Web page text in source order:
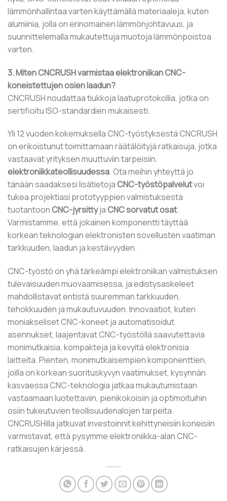
lämmönhallintaa varten käyttämällä materiaaleja, kuten
alumiinia, jolla on erinomainen lämmönjohtavuus, ja
suunnittelemalla mukautettuja muotoja lämmönpoistoa
varten.
3. Miten CNCRUSH varmistaa elektroniikan CNC-
koneistettujen osien laadun?
CNCRUSH noudattaa tiukkoja laatuprotokollia, jotka on
sertifioitu ISO-standardien mukaisesti.
Yli 12 vuoden kokemuksella CNC-työstyksestä CNCRUSH
on erikoistunut toimittamaan räätälöityjä ratkaisuja, jotka
vastaavat yrityksen muuttuviin tarpeisiin.
elektroniikkateollisuudessa. Ota meihin yhteyttä jo
tänään saadaksesi lisätietojaCNC-työstöpalvelutvoi
tukea projektiasi prototyyppien valmistuksesta
tuotantoonCNC-jyrsittyjaCNC sorvatut osat.
Varmistamme, että jokainen komponentti täyttää
korkean teknologian elektronisten sovellusten vaatiman
tarkkuuden, laadun ja kestävyyden.
CNC-työstö on yhä tärkeämpi elektroniikan valmistuksen
tulevaisuuden muovaamisessa, ja edistysaskeleet
mahdollistavat entistä suuremman tarkkuuden,
tehokkuuden ja mukautuvuuden. Innovaatiot, kuten
moniakseliset CNC-koneet ja automatisoidut
asennukset, laajentavat CNC-työstöllä saavutettavia
monimutkaisia, kompakteja ja kevyitä elektronisia
laitteita. Pienten, monimutkaisempien komponenttien,
joilla on korkean suorituskyvyn vaatimukset, kysynnän
kasvaessa CNC-teknologia jatkaa mukautumistaan ​​
vastaamaan luotettaviin, pienikokoisiin ja optimoituihin
osiin tukeutuvien teollisuudenalojen tarpeita.
CNCRUSHilla jatkuvat investoinnit kehittyneisiin koneisiin
varmistavat, että pysymme elektroniikka-alan CNC-
ratkaisujen kärjessä.